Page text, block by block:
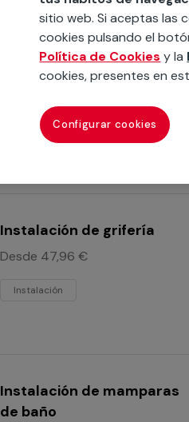
Instalación de ducha
Instalación
Instalación de grifería
Desde 47,96 €
Instalación
Instalación de mamparas
de baño
sitio web. Si aceptas las
cookies pulsando el
Política de Cookies y la
cookies, presentes en
Configurar cookies